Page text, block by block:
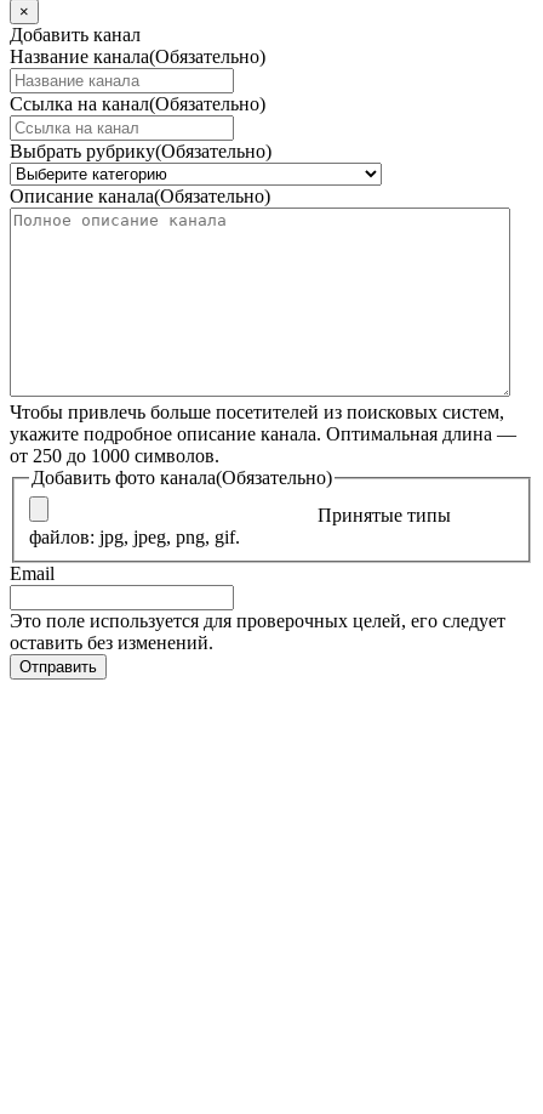
×
Добавить канал
Название канала(Обязательно)
Ссылка на канал(Обязательно)
Выбрать рубрику(Обязательно)
Описание канала(Обязательно)
Чтобы привлечь больше посетителей из поисковых систем,
укажите подробное описание канала. Оптимальная длина —
от 250 до 1000 символов.
Добавить фото канала(Обязательно)
Принятые типы
файлов: jpg, jpeg, png, gif.
Email
Это поле используется для проверочных целей, его следует
оставить без изменений.